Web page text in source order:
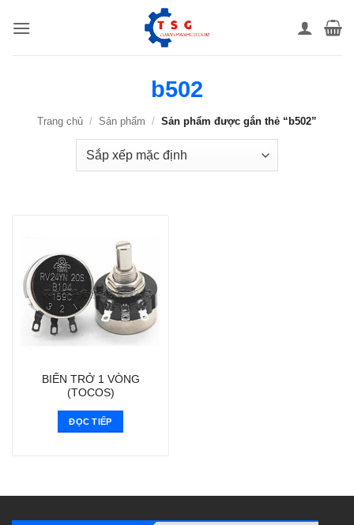
qua
b502
Trang chủ / Sản phẩm / Sản phẩm được gắn thẻ “b502”
BIẾN TRỞ 1 VÒNG
(TOCOS)
ĐỌC TIẾP